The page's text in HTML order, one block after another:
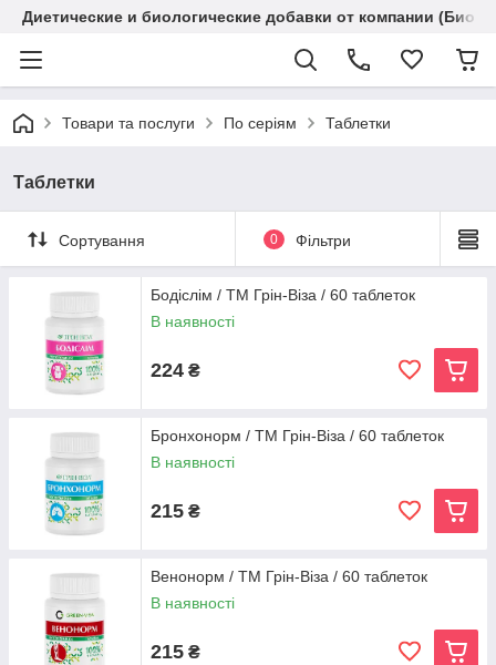
Диетические и биологические добавки от компании
Товари та послуги По серіям Таблетки
Таблетки
Сортування 0 Фільтри
Бодіслім / ТМ Грін-Віза / 60 таблеток
В наявності
224 ₴
Бронхонорм / ТМ Грін-Віза / 60 таблеток
В наявності
215 ₴
Венонорм / ТМ Грін-Віза / 60 таблеток
В наявності
215 ₴